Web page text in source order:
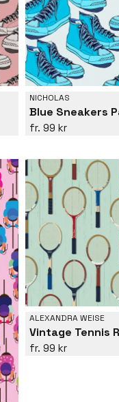
NICHOLAS
Blue Sneakers
99 kr
ALEXANDRA WEISE
99 kr